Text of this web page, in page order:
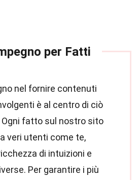
per Fatti
nel fornire contenuti
è al centro di ciò
fatto sul nostro sito
veri utenti come te,
di intuizioni e
Per garantire i più